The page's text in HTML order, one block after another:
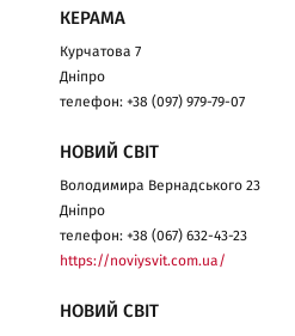
КЕРАМА
Курчатова 7
Дніпро
телефон: +38 (097) 979-79-07
НОВИЙ СВІТ
Володимира Вернадського 23
Дніпро
телефон: +38 (067) 632-43-23
https://noviysvit.com.ua/
НОВИЙ СВІТ